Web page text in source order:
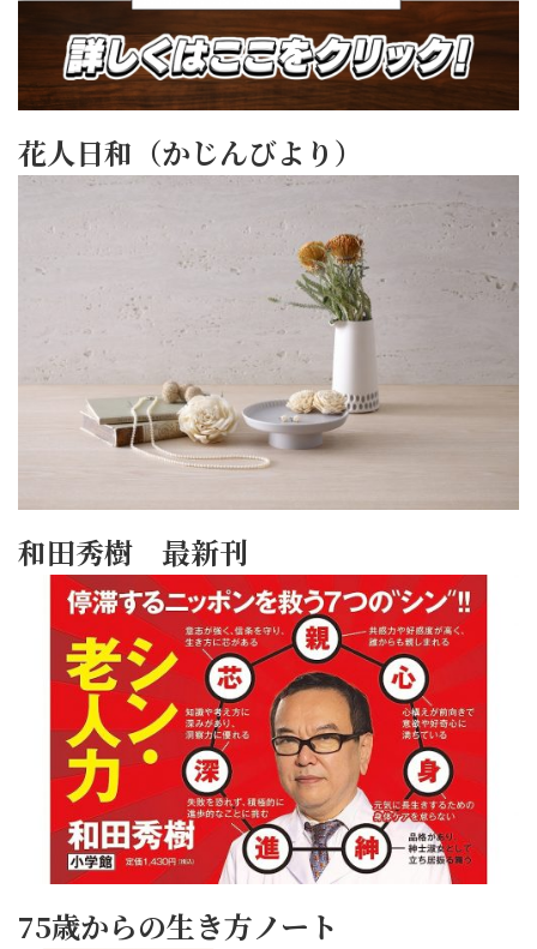
花人日和（かじんびより）
和田秀樹 最新刊
75歳からの生き方ノート